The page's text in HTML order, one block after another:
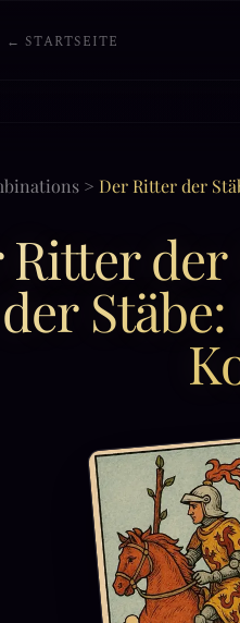
← STARTSEITE
> Der Ritter der
Ritter der
der